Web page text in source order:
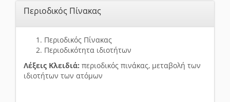
Περιοδικός Πίνακας
Περιοδικός Πίνακας
Περιοδικότητα ιδιοτήτων
Λέξεις Κλειδιά: περιοδικός πινάκας, μεταβολή των
ιδιοτήτων των ατόμων